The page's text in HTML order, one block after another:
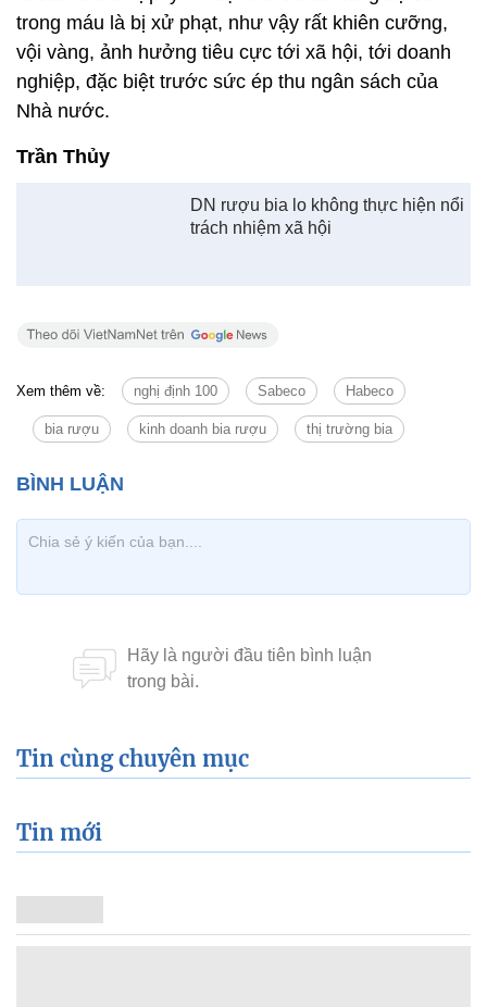
trong máu là bị xử phạt, như vậy rất khiên cưỡng,
vội vàng, ảnh hưởng tiêu cực tới xã hội, tới doanh
nghiệp, đặc biệt trước sức ép thu ngân sách của
Nhà nước.
Trần Thủy
DN rượu bia lo không thực hiện nổi
trách nhiệm xã hội
Xem thêm về: nghị định 100 Sabeco Habeco
bia rượu kinh doanh bia rượu thị trường bia
Tin cùng chuyên mục
Tin mới